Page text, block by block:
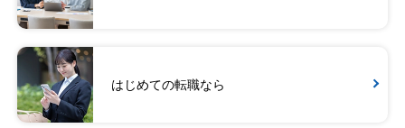
はじめての転職なら